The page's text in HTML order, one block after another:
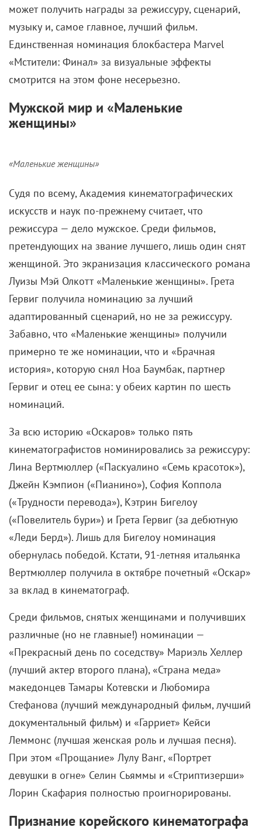
может получить награды за режиссуру, сценарий,
музыку и, самое главное, лучший фильм.
Единственная номинация блокбастера Marvel
«Мстители: Финал» за визуальные эффекты
смотрится на этом фоне несерьезно.
Мужской мир и «Маленькие
женщины»
«Маленькие женщины»
Судя по всему, Академия кинематографических
искусств и наук по-прежнему считает, что
режиссура — дело мужское. Среди фильмов,
претендующих на звание лучшего, лишь один снят
женщиной. Это экранизация классического романа
Луизы Мэй Олкотт «Маленькие женщины». Грета
Гервиг получила номинацию за лучший
адаптированный сценарий, но не за режиссуру.
Забавно, что «Маленькие женщины» получили
примерно те же номинации, что и «Брачная
история», которую снял Ноа Баумбак, партнер
Гервиг и отец ее сына: у обеих картин по шесть
номинаций.
За всю историю «Оскаров» только пять
кинематографистов номинировались за режиссуру:
Лина Вертмюллер («Паскуалино «Семь красоток»),
Джейн Кэмпион («Пианино»), София Коппола
(«Трудности перевода»), Кэтрин Бигелоу
(«Повелитель бури») и Грета Гервиг (за дебютную
«Леди Берд»). Лишь для Бигелоу номинация
обернулась победой. Кстати, 91-летняя итальянка
Вертмюллер получила в октябре почетный «Оскар»
за вклад в кинематограф.
Среди фильмов, снятых женщинами и получивших
различные (но не главные!) номинации —
«Прекрасный день по соседству» Мариэль Хеллер
(лучший актер второго плана), «Страна меда»
македонцев Тамары Котевски и Любомира
Стефанова (лучший международный фильм, лучший
документальный фильм) и «Гарриет» Кейси
Леммонс (лучшая женская роль и лучшая песня).
При этом «Прощание» Лулу Ванг, «Портрет
девушки в огне» Селин Сьяммы и «Стриптизерши»
Лорин Скафария полностью проигнорированы.
Признание корейского кинематографа